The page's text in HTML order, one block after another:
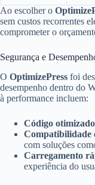
Ao escolher o
sem custos recorrentes
comprometer o
Segurança e
O OptimizePress foi
desempenho dentro do
à performance incluem:
Código otimizado
Compatibilidade
com soluções
Carregamento
experiência do